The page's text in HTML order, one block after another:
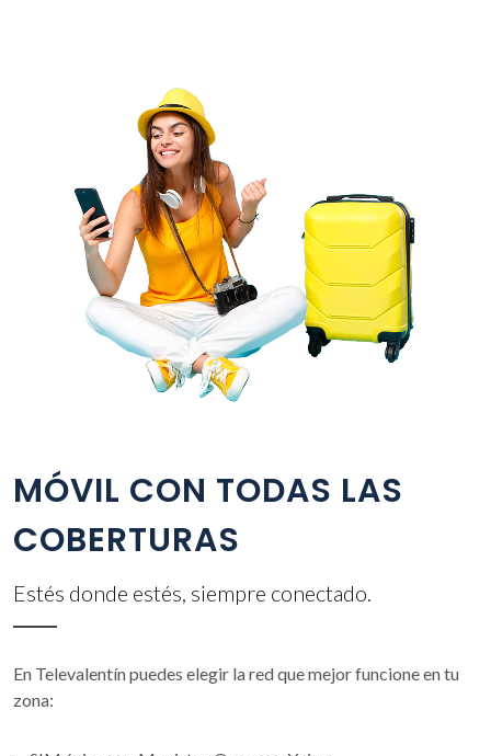
MÓVIL CON TODAS LAS
COBERTURAS
Estés donde estés, siempre conectado.
En Televalentín puedes elegir la red que mejor funcione en tu
zona: